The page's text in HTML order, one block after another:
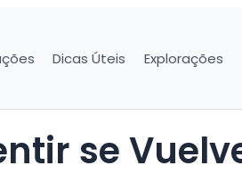
Dicas Úteis Explorações